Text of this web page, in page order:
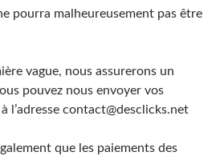
pourra malheureusement pas être
vague, nous assurerons un
pouvez nous envoyer vos
l’adresse contact@desclicks.net
que les paiements des